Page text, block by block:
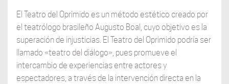
El Teatro del Oprimido es un método estético creado por
el teatrólogo brasileño Augusto Boal, cuyo objetivo es la
superación de injusticias. El Teatro del Oprimido podría ser
llamado «teatro del diálogo», pues promueve el
intercambio de experiencias entre actores y
espectadores, a través de la intervención directa en la